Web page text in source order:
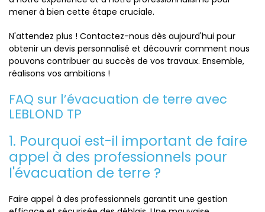
mener à bien cette étape cruciale.
N'attendez plus ! Contactez-nous dès aujourd'hui pour
obtenir un devis personnalisé et découvrir comment nous
pouvons contribuer au succès de vos travaux. Ensemble,
réalisons vos ambitions !
FAQ sur l’évacuation de terre avec
LEBLOND TP
1. Pourquoi est-il important de faire
appel à des professionnels pour
l'évacuation de terre ?
Faire appel à des professionnels garantit une gestion